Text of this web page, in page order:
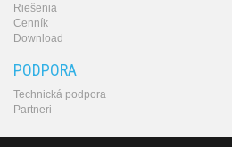
Riešenia
Cenník
Download
PODPORA
Technická podpora
Partneri